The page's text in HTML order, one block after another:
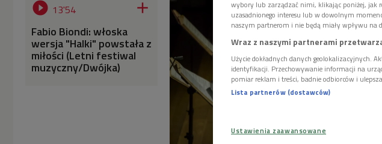
 13'54 
Fabio Biondi: włoska
wersja "Halki" powstała z
miłości (Letni festiwal
muzyczny/Dwójka)
wybory lub zarządzać nimi, klikając poniżej, jak
uzasadnionego interesu lub w dowolnym
naszym partnerom i nie będą miały wpływu na
Wraz z naszymi partnerami
Użycie dokładnych danych geolokalizacyjnych.
identyfikacji. Przechowywanie informacji na
pomiar reklam i treści, badnie odbiorców i
Lista partnerów (dostawców)
Ustawienia zaawansowane